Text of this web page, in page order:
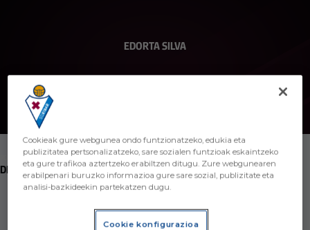
EDORTA SILVA
POSITION
DELEGADO
Cookieak gure webgunea ondo funtzionatzeko, edukia eta
publizitatea pertsonalizatzeko, sare sozialen funtzioak eskaintzeko
eta gure trafikoa aztertzeko erabiltzen ditugu. Zure webgunearen
erabilpenari buruzko informazioa gure sare sozial, publizitate eta
analisi-bazkideekin partekatzen dugu.
Cookie konfigurazioa